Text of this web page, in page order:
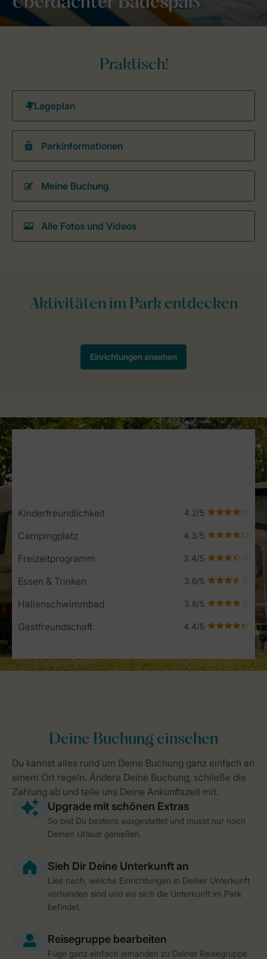
Praktisch!
Parkinformationen
Meine Buchung
Alle Fotos und Videos
Service Rating from our guests
Kinderfreundlichkeit
Campingplatz
Freizeitprogramm
Essen & Trinken
Hallenschwimmbad
Gastfreundschaft
So bist Du bestens ausgestattet und musst nur noch
Deinen Urlaub genießen.
Lies nach, welche Einrichtungen in Deiner Unterkunft
vorhanden sind und wo sich die Unterkunft im Park
befindet.
Füge ganz einfach jemanden zu Deiner Reisegruppe